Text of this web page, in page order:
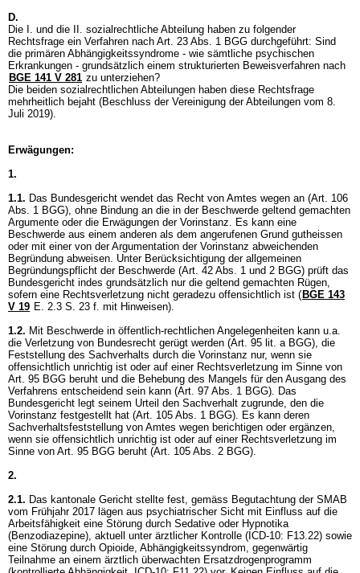
D.
Die I. und die II. sozialrechtliche Abteilung haben zu folgender
Rechtsfrage ein Verfahren nach Art. 23 Abs. 1 BGG durchgeführt: Sind
die primären Abhängigkeitssyndrome - wie sämtliche psychischen
Erkrankungen - grundsätzlich einem strukturierten Beweisverfahren nach
BGE 141 V 281 zu unterziehen?
Die beiden sozialrechtlichen Abteilungen haben diese Rechtsfrage
mehrheitlich bejaht (Beschluss der Vereinigung der Abteilungen vom 8.
Juli 2019).
Erwägungen:
1.
1.1. Das Bundesgericht wendet das Recht von Amtes wegen an (Art. 106
Abs. 1 BGG), ohne Bindung an die in der Beschwerde geltend gemachten
Argumente oder die Erwägungen der Vorinstanz. Es kann eine
Beschwerde aus einem anderen als dem angerufenen Grund gutheissen
oder mit einer von der Argumentation der Vorinstanz abweichenden
Begründung abweisen. Unter Berücksichtigung der allgemeinen
Begründungspflicht der Beschwerde (Art. 42 Abs. 1 und 2 BGG) prüft das
Bundesgericht indes grundsätzlich nur die geltend gemachten Rügen,
sofern eine Rechtsverletzung nicht geradezu offensichtlich ist ( BGE 143
V 19 E. 2.3 S. 23 f. mit Hinweisen).
1.2. Mit Beschwerde in öffentlich-rechtlichen Angelegenheiten kann u.a.
die Verletzung von Bundesrecht gerügt werden (Art. 95 lit. a BGG), die
Feststellung des Sachverhalts durch die Vorinstanz nur, wenn sie
offensichtlich unrichtig ist oder auf einer Rechtsverletzung im Sinne von
Art. 95 BGG beruht und die Behebung des Mangels für den Ausgang des
Verfahrens entscheidend sein kann (Art. 97 Abs. 1 BGG). Das
Bundesgericht legt seinem Urteil den Sachverhalt zugrunde, den die
Vorinstanz festgestellt hat (Art. 105 Abs. 1 BGG). Es kann deren
Sachverhaltsfeststellung von Amtes wegen berichtigen oder ergänzen,
wenn sie offensichtlich unrichtig ist oder auf einer Rechtsverletzung im
Sinne von Art. 95 BGG beruht (Art. 105 Abs. 2 BGG).
2.
2.1. Das kantonale Gericht stellte fest, gemäss Begutachtung der SMAB
vom Frühjahr 2017 lägen aus psychiatrischer Sicht mit Einfluss auf die
Arbeitsfähigkeit eine Störung durch Sedative oder Hypnotika
(Benzodiazepine), aktuell unter ärztlicher Kontrolle (ICD-10: F13.22) sowie
eine Störung durch Opioide, Abhängigkeitssyndrom, gegenwärtig
Teilnahme an einem ärztlich überwachten Ersatzdrogenprogramm